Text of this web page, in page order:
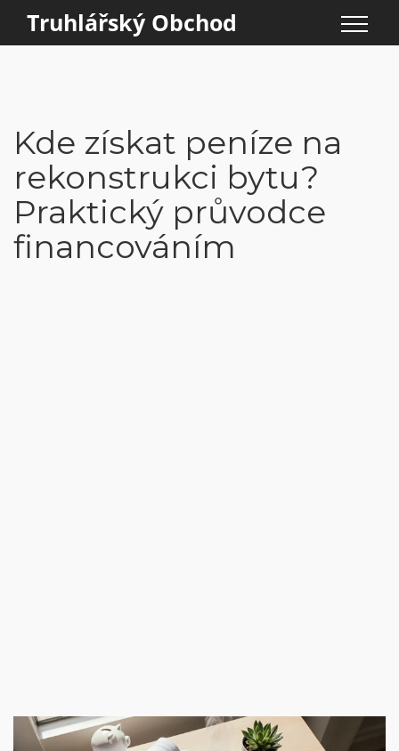
Truhlářský Obchod
Kde získat peníze na
rekonstrukci bytu?
Praktický průvodce
financováním